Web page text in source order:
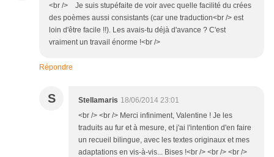
<br /> Je suis stupéfaite de voir avec quelle facilité du crées
des poèmes aussi consistants (car une traduction<br /> est
loin d'être facile !!). Les avais-tu déjà d'avance ? C'est
vraiment un travail énorme !<br />
Répondre
S Stellamaris 18/06/2014 23:01
<br /> <br /> Merci infiniment, Valentine ! Je les
traduits au fur et à mesure, et j'ai l'intention d'en faire
un recueil bilingue, avec les textes originaux et mes
adaptations en vis-à-vis... Bises !<br /> <br /> <br />